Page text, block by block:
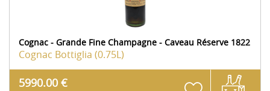
Cognac - Grande Fine Champagne - Caveau Réserve 1822
Cognac Bottiglia (0.75L)
5990.00 €